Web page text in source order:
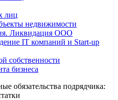
лиц
недвижимости
Ликвидация ООО
IT компаний и Start-up
собственности
бизнеса
обязательства подрядчика: